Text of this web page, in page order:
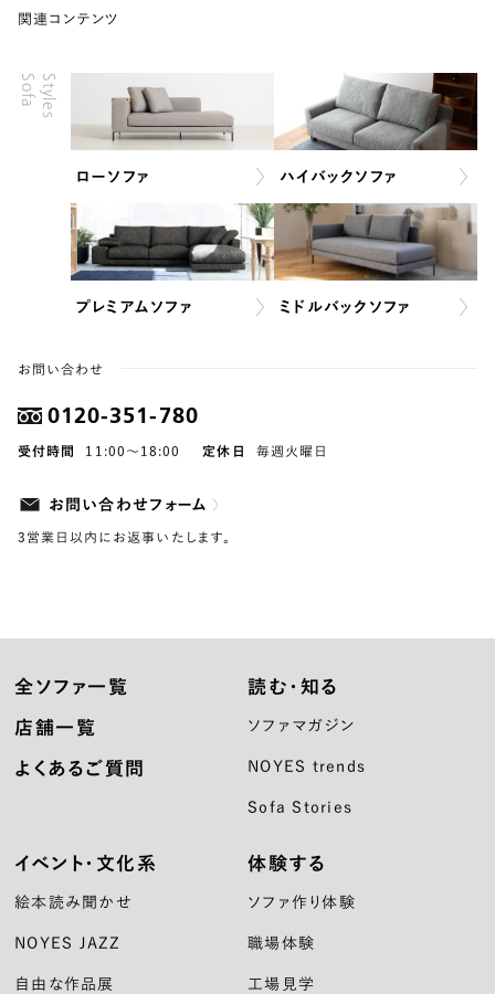
関連コンテンツ
S
o
f
a
S
t
y
l
es
ローソファ ハイバックソファ
プレミアムソファ ミドルバックソファ
お問い合わせ
0120-351-780
受付時間 11:00〜18:00 定休日 毎週火曜日
お問い合わせフォーム
3営業日以内にお返事いたします。
全ソファ一覧
店舗一覧
よくあるご質問
読む・知る
ソファマガジン
NOYES trends
Sofa Stories
イベント・文化系
絵本読み聞かせ
NOYES JAZZ
自由な作品展
体験する
ソファ作り体験
職場体験
工場見学